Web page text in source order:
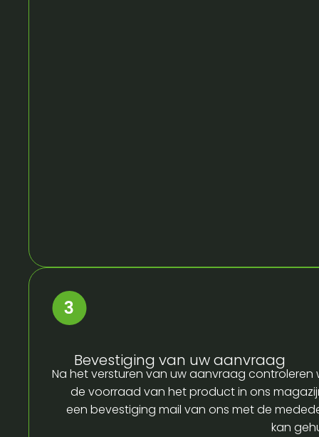
Bevestiging van uw aanvraag
Na het versturen van uw aanvraag controleren
de voorraad van het product in ons
een bevestiging mail van ons met de
kan